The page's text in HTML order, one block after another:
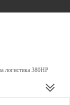
логистика 380HP